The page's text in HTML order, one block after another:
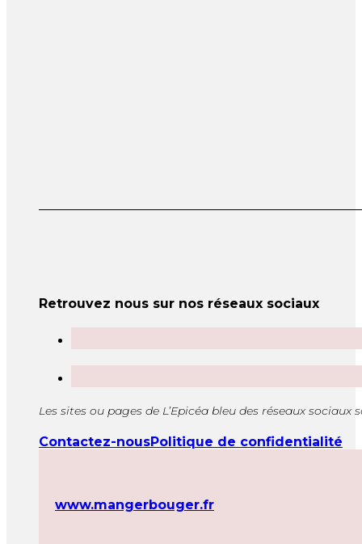
Retrouvez nous sur nos réseaux sociaux
Les sites ou pages de L’Epicéa bleu des réseaux sociaux
Contactez-nousPolitique de confidentialité
www.mangerbouger.fr